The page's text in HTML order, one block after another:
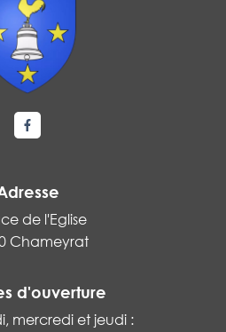
Lien vers le compte Facebook
de l'Eglise
Chameyrat
d'ouverture
mercredi et jeudi :